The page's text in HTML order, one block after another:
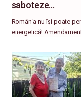
saboteze…
România nu își poate
energetică!